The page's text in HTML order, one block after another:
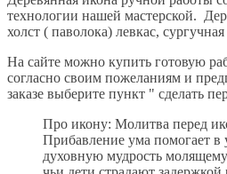
технологии нашей мастерской.
холст ( паволока) левкас, сургучная
На сайте можно купить готовую
согласно своим пожеланиям и
заказе выберите пункт " сделать
Про икону: Молитва перед
Прибавление ума помогает в
духовную мудрость